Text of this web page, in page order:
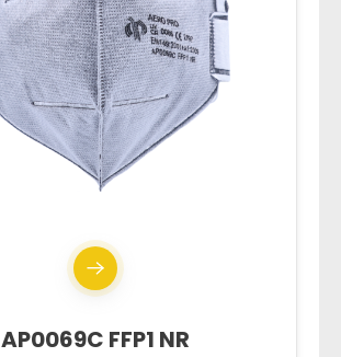
AP0069C FFP1 NR